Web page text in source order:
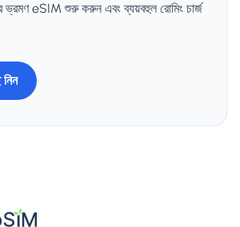
ভ্রমণ eSIM শুরু করুন এবং ব্যয়বহুল রোমিং চার্জ
নিন